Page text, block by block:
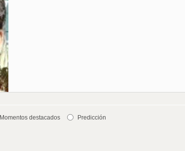
Momentos destacados Predicción